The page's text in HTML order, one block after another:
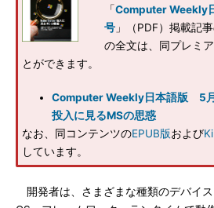
「Computer Weekly
号 」（PDF）掲載記
の全文は、同プレミ
とができます。
Computer Weekly日本語版 5
投入に見るMSの思惑
なお、同コンテンツのEPUB版および
しています。
開発者は、さまざまな種類のデバイス